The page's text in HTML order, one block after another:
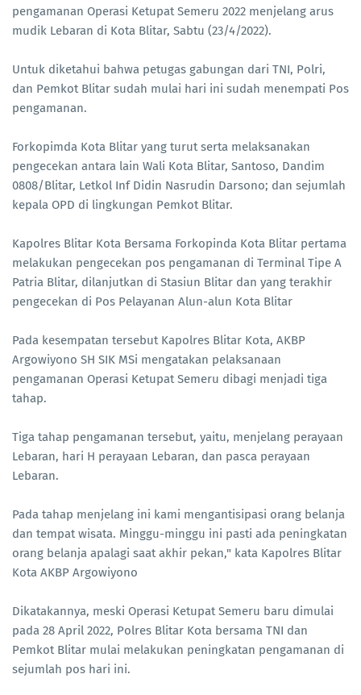
pengamanan Operasi Ketupat Semeru 2022 menjelang arus
mudik Lebaran di Kota Blitar, Sabtu (23/4/2022).
Untuk diketahui bahwa petugas gabungan dari TNI, Polri,
dan Pemkot Blitar sudah mulai hari ini sudah menempati Pos
pengamanan.
Forkopimda Kota Blitar yang turut serta melaksanakan
pengecekan antara lain Wali Kota Blitar, Santoso, Dandim
0808/Blitar, Letkol Inf Didin Nasrudin Darsono; dan sejumlah
kepala OPD di lingkungan Pemkot Blitar.
Kapolres Blitar Kota Bersama Forkopinda Kota Blitar pertama
melakukan pengecekan pos pengamanan di Terminal Tipe A
Patria Blitar, dilanjutkan di Stasiun Blitar dan yang terakhir
pengecekan di Pos Pelayanan Alun-alun Kota Blitar
Pada kesempatan tersebut Kapolres Blitar Kota, AKBP
Argowiyono SH SIK MSi mengatakan pelaksanaan
pengamanan Operasi Ketupat Semeru dibagi menjadi tiga
tahap.
Tiga tahap pengamanan tersebut, yaitu, menjelang perayaan
Lebaran, hari H perayaan Lebaran, dan pasca perayaan
Lebaran.
Pada tahap menjelang ini kami mengantisipasi orang belanja
dan tempat wisata. Minggu-minggu ini pasti ada peningkatan
orang belanja apalagi saat akhir pekan," kata Kapolres Blitar
Kota AKBP Argowiyono
Dikatakannya, meski Operasi Ketupat Semeru baru dimulai
pada 28 April 2022, Polres Blitar Kota bersama TNI dan
Pemkot Blitar mulai melakukan peningkatan pengamanan di
sejumlah pos hari ini.